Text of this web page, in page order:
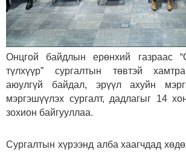
Онцгой байдлын ерөнхий газраас
түлхүүр” сургалтын төвтэй
аюулгүй байдал, эрүүл ахуйн
мэргэшүүлэх сургалт, дадлагыг 14
зохион байгууллаа.
Сургалтын хүрээнд алба хаагчдад